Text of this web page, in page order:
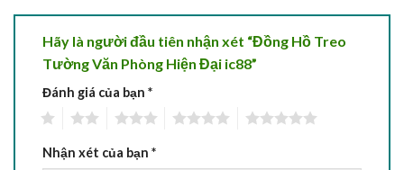
Hãy là người đầu tiên nhận xét “Đồng Hồ Treo
Tường Văn Phòng Hiện Đại ic88”
Đánh giá của bạn *
Nhận xét của bạn *